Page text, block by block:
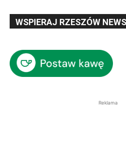
WSPIERAJ RZESZÓW NEWS
Reklama